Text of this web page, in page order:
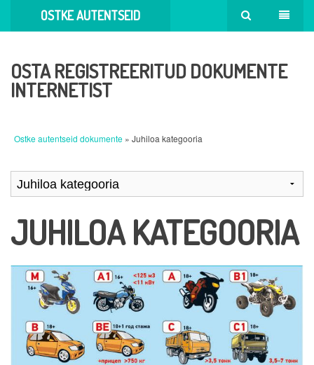
OSTKE AUTENTSEID
OSTA REGISTREERITUD DOKUMENTE
INTERNETIST
Ostke autentseid dokumente » Juhiloa kategooria
JUHILOA KATEGOORIA